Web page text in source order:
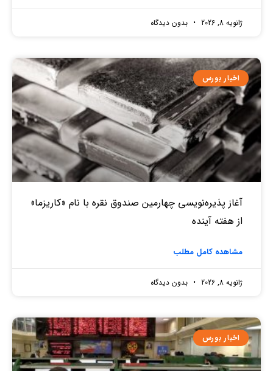
ژانویه 8, 2026 بدون دیدگاه
اخبار بورس
آغاز پذیره‌نویسی چهارمین صندوق نقره‌ با نام «کاریزما»
از هفته آینده
مشاهده کامل مطلب
ژانویه 8, 2026 بدون دیدگاه
اخبار بورس